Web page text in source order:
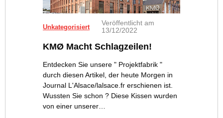
Unkategorisiert
Veröffentlicht am
13/12/2022
KMØ Macht Schlagzeilen!
Entdecken Sie unsere " Projektfabrik "
durch diesen Artikel, der heute Morgen in
Journal L'Alsace/lalsace.fr erschienen ist.
Wussten Sie schon ? Diese Kissen wurden
von einer unserer…